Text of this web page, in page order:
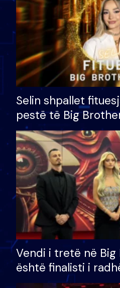
Selin shpallet
pestë të Big
çmimin e madh
Vendi i tretë në Big
është finalisti i